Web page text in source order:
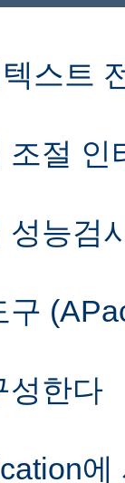
스트
조절 인
성능검
구
성한다